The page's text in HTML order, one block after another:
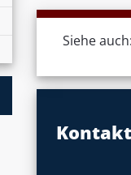
Siehe
Kontakt